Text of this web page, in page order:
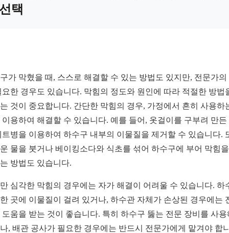
택
가 막혔을 때, 스스로 해결할 수 있는 방법도 있지만, 전문가의
요한 경우도 있습니다. 막힘의 정도와 원인에 따라 적절한 방법
것이 중요합니다. 간단한 막힘의 경우, 가정에서 흔히 사용하
이용하여 해결할 수 있습니다. 예를 들어, 옷걸이를 구부려 만든
트병을 이용하여 하수구 내부의 이물질을 제거할 수 있습니다.
물을 붓거나 베이킹소다와 식초를 섞어 하수구에 부어 막힘
방법도 있습니다.
심각한 막힘의 경우에는 자가 해결이 어려울 수 있습니다. 하
곳에 이물질이 걸려 있거나, 하수관 자체가 손상된 경우에는
도움을 받는 것이 좋습니다. 특히 하수구 뚫는 전문 장비를 사용
, 배관 공사가 필요한 경우에는 반드시 전문가에게 맡겨야 합